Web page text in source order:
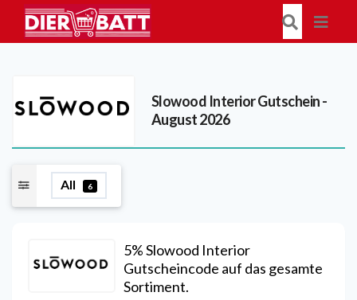
Slowood InteriorGutschein -
August 2026
All 6
5% Slowood Interior
Gutscheincode auf das gesamte
Sortiment.